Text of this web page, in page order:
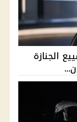
الجنازة